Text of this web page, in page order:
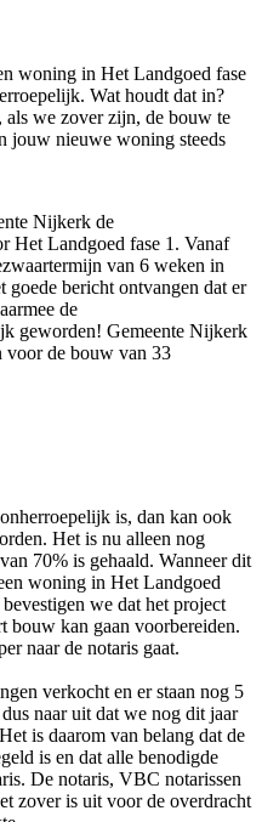
woning in Het Landgoed fase
steeds
Nijkerk de
Vanaf
van 6 weken in
goede bericht ontvangen dat er
Gemeente Nijkerk
voor de bouw van 33
is, dan kan ook
Wanneer dit
woning in Het Landgoed
we dat het project
het moment dat je als koper naar de notaris gaat.
nog 5
uit dat we nog dit jaar
is daarom van belang dat de
is en dat alle benodigde